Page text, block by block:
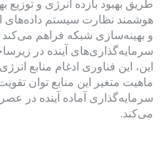
طریق بهبود بازده انرژی و توزیع
هوشمند نظارت سیستم داده‌های
و بهینه‌سازی شبکه فراهم
سرمایه‌گذاری‌های آینده در
این، این فناوری ادغام منابع
ماهیت متغیر این منابع توان
سرمایه‌گذاری آماده آینده در
می‌کند.